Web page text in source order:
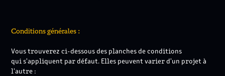
Conditions générales :
Vous trouverez ci-dessous des planches de conditions
qui s'appliquent par défaut. Elles peuvent varier d'un projet à
l'autre :